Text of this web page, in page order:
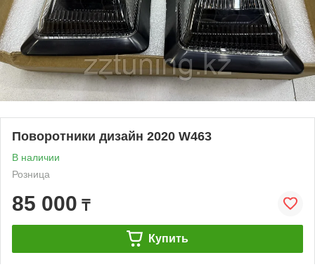
Поворотники дизайн 2020 W463
В наличии
Розница
85 000 ₸
Купить